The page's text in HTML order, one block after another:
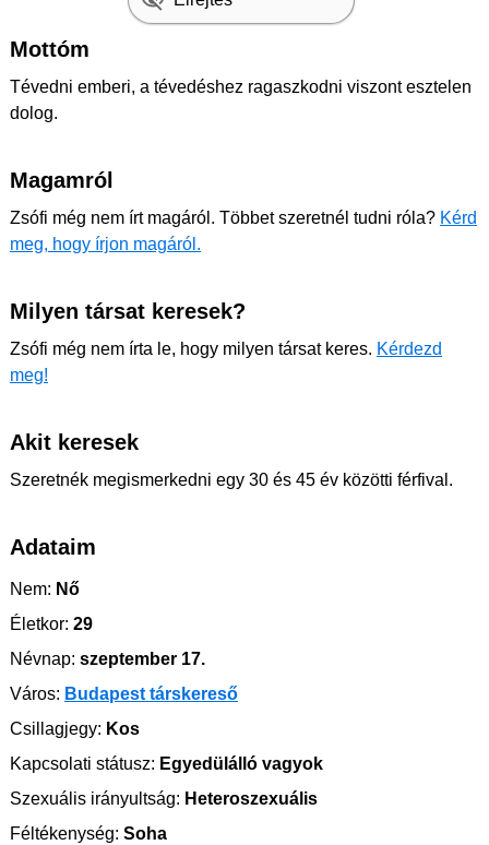
Mottóm
Tévedni emberi, a tévedéshez ragaszkodni viszont esztelen
dolog.
Magamról
Zsófi még nem írt magáról. Többet szeretnél tudni róla? Kérd
meg, hogy írjon magáról.
Milyen társat keresek?
Zsófi még nem írta le, hogy milyen társat keres. Kérdezd
meg!
Akit keresek
Szeretnék megismerkedni egy 30 és 45 év közötti férfival.
Adataim
Nem: Nő
Életkor: 29
Névnap: szeptember 17.
Város: Budapest társkereső
Csillagjegy: Kos
Kapcsolati státusz: Egyedülálló vagyok
Szexuális irányultság: Heteroszexuális
Féltékenység: Soha